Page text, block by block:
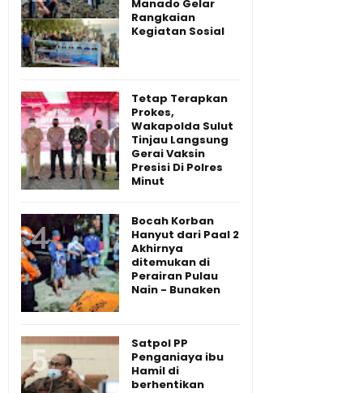
Manado Gelar
Rangkaian
Kegiatan Sosial
Tetap Terapkan
Prokes,
Wakapolda Sulut
Tinjau Langsung
Gerai Vaksin
Presisi Di Polres
Minut
Bocah Korban
Hanyut dari Paal 2
Akhirnya
ditemukan di
Perairan Pulau
Nain - Bunaken
Satpol PP
Penganiaya ibu
Hamil di
berhentikan